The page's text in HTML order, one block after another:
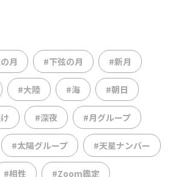
月 #下弦の月 #新月
#大陸 #海 #朝日
#深夜 #月グループ
#太陽グループ #天星ナンバー
#相性 #Zoom鑑定